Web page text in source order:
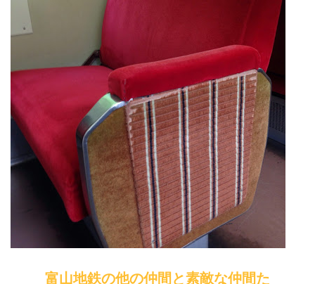
富山地鉄の他の仲間と素敵な仲間た